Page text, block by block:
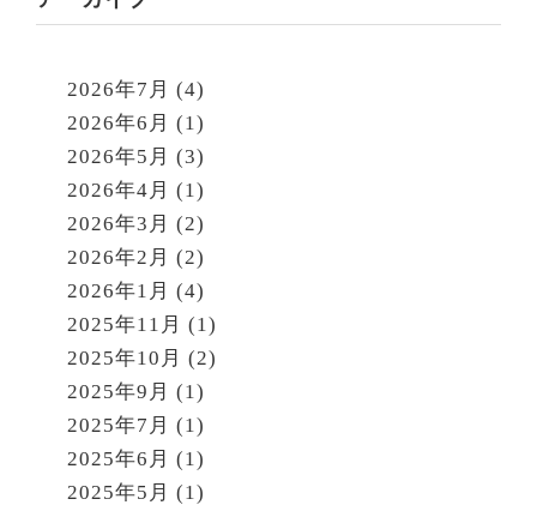
2026年7月 (4)
2026年6月 (1)
2026年5月 (3)
2026年4月 (1)
2026年3月 (2)
2026年2月 (2)
2026年1月 (4)
2025年11月 (1)
2025年10月 (2)
2025年9月 (1)
2025年7月 (1)
2025年6月 (1)
2025年5月 (1)